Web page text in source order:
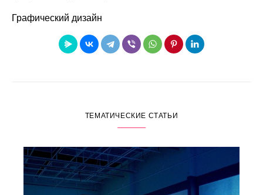
Графический дизайн
ТЕМАТИЧЕСКИЕ СТАТЬИ